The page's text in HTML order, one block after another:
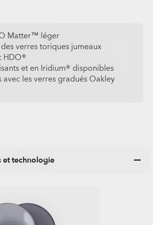
Matter™ léger
verres toriques jumeaux
HDO®
et en Iridium® disponibles
avec les verres gradués Oakley
et technologie